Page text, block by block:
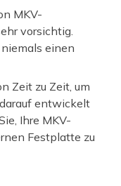
MKV-
vorsichtig.
einen
Zeit zu Zeit, um
entwickelt
Ihre MKV-
Festplatte zu